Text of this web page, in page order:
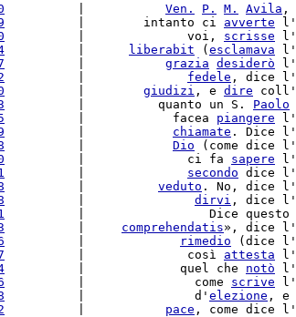
Ven. P. M. Avila ,
          |        intanto ci
avverte l'
          |              voi,
scrisse l'
liberabit ( esclamava l'
grazia desiderò l'
fedele , dice l'
giudizi , e dire coll'
          |          quanto un S.
Paolo
          |            facea
piangere l'
chiamate . Dice l'
Dio (come dice l'
          |              ci fa
sapere l'
secondo dice l'
veduto . No, dice l'
dirvi , dice l'
          |                 Dice questo
comprehendatis», dice l'
rimedio (dice l'
          |              così
attesta l'
          |             quel che
notò l'
          |               come
scrive l'
          |               d'
elezione , e
pace , come dice l'